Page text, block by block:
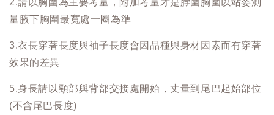
2.請以胸圍為主要考量，附加考量才是脖圍胸圍以站姿測
量腋下胸圍最寬處一圈為準
3.衣長穿著長度與袖子長度會因品種與身材因素而有穿著
效果的差異
5.身長請以頸部與背部交接處開始，丈量到尾巴起始部位
(不含尾巴長度)